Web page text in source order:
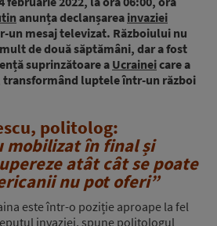
anunța declanșarea invaziei
un mesaj televizat. Războiului nu
de două săptămâni, dar a fost
suprinzătoare a Ucraineicare a
transformând luptele într-un război
politolog:
mobilizat în final și
atât cât se poate
nu pot oferi”
este într-o poziție aproape la fel
invaziei, spune politologul